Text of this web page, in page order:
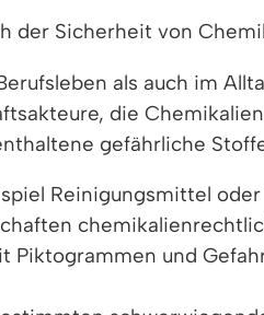
der Sicherheit von
als auch im
die
gefährliche
Reinigungsmittel oder
und